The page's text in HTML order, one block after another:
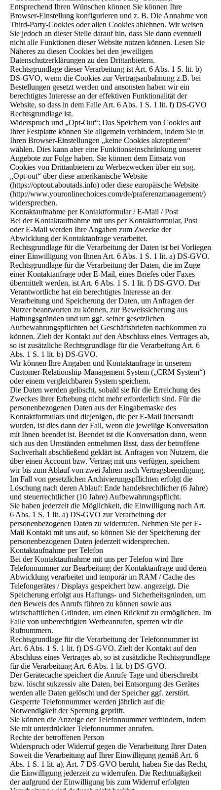
Entsprechend Ihren Wünschen können Sie können Ihre
Browser-Einstellung konfigurieren und z. B. Die Annahme von
Third-Party-Cookies oder allen Cookies ablehnen. Wir weisen
Sie jedoch an dieser Stelle darauf hin, dass Sie dann eventuell
nicht alle Funktionen dieser Website nutzen können. Lesen Sie
Näheres zu diesen Cookies bei den jeweiligen
Datenschutzerklärungen zu den Drittanbietern.
Rechtsgrundlage dieser Verarbeitung ist Art. 6 Abs. 1 S. lit. b)
DS-GVO, wenn die Cookies zur Vertragsanbahnung z.B. bei
Bestellungen gesetzt werden und ansonsten haben wir ein
berechtigtes Interesse an der effektiven Funktionalität der
Website, so dass in dem Falle Art. 6 Abs. 1 S. 1 lit. f) DS-GVO
Rechtsgrundlage ist.
Widerspruch und „Opt-Out“: Das Speichern von Cookies auf
Ihrer Festplatte können Sie allgemein verhindern, indem Sie in
Ihren Browser-Einstellungen „keine Cookies akzeptieren“
wählen. Dies kann aber eine Funktionseinschränkung unserer
Angebote zur Folge haben. Sie können dem Einsatz von
Cookies von Drittanbietern zu Werbezwecken über ein sog.
„Opt-out“ über diese amerikanische Website
(https://optout.aboutads.info) oder diese europäische Website
(http://www.youronlinechoices.com/de/praferenzmanagement/)
widersprechen.
Kontaktaufnahme per Kontaktformular / E-Mail / Post
Bei der Kontaktaufnahme mit uns per Kontaktformular, Post
oder E-Mail werden Ihre Angaben zum Zwecke der
Abwicklung der Kontaktanfrage verarbeitet.
Rechtsgrundlage für die Verarbeitung der Daten ist bei Vorliegen
einer Einwilligung von Ihnen Art. 6 Abs. 1 S. 1 lit. a) DS-GVO.
Rechtsgrundlage für die Verarbeitung der Daten, die im Zuge
einer Kontaktanfrage oder E-Mail, eines Briefes oder Faxes
übermittelt werden, ist Art. 6 Abs. 1 S. 1 lit. f) DS-GVO. Der
Verantwortliche hat ein berechtigtes Interesse an der
Verarbeitung und Speicherung der Daten, um Anfragen der
Nutzer beantworten zu können, zur Beweissicherung aus
Haftungsgründen und um ggf. seiner gesetzlichen
Aufbewahrungspflichten bei Geschäftsbriefen nachkommen zu
können. Zielt der Kontakt auf den Abschluss eines Vertrages ab,
so ist zusätzliche Rechtsgrundlage für die Verarbeitung Art. 6
Abs. 1 S. 1 lit. b) DS-GVO.
Wir können Ihre Angaben und Kontaktanfrage in unserem
Customer-Relationship-Management System („CRM System“)
oder einem vergleichbaren System speichern.
Die Daten werden gelöscht, sobald sie für die Erreichung des
Zweckes ihrer Erhebung nicht mehr erforderlich sind. Für die
personenbezogenen Daten aus der Eingabemaske des
Kontaktformulars und diejenigen, die per E-Mail übersandt
wurden, ist dies dann der Fall, wenn die jeweilige Konversation
mit Ihnen beendet ist. Beendet ist die Konversation dann, wenn
sich aus den Umständen entnehmen lässt, dass der betroffene
Sachverhalt abschließend geklärt ist. Anfragen von Nutzern, die
über einen Account bzw. Vertrag mit uns verfügen, speichern
wir bis zum Ablauf von zwei Jahren nach Vertragsbeendigung.
Im Fall von gesetzlichen Archivierungspflichten erfolgt die
Löschung nach deren Ablauf: Ende handelsrechtlicher (6 Jahre)
und steuerrechtlicher (10 Jahre) Aufbewahrungspflicht.
Sie haben jederzeit die Möglichkeit, die Einwilligung nach Art.
6 Abs. 1 S. 1 lit. a) DS-GVO zur Verarbeitung der
personenbezogenen Daten zu widerrufen. Nehmen Sie per E-
Mail Kontakt mit uns auf, so können Sie der Speicherung der
personenbezogenen Daten jederzeit widersprechen.
Kontaktaufnahme per Telefon
Bei der Kontaktaufnahme mit uns per Telefon wird Ihre
Telefonnummer zur Bearbeitung der Kontaktanfrage und deren
Abwicklung verarbeitet und temporär im RAM / Cache des
Telefongerätes / Displays gespeichert bzw. angezeigt. Die
Speicherung erfolgt aus Haftungs- und Sicherheitsgründen, um
den Beweis des Anrufs führen zu können sowie aus
wirtschaftlichen Gründen, um einen Rückruf zu ermöglichen. Im
Falle von unberechtigten Werbeanrufen, sperren wir die
Rufnummern.
Rechtsgrundlage für die Verarbeitung der Telefonnummer ist
Art. 6 Abs. 1 S. 1 lit. f) DS-GVO. Zielt der Kontakt auf den
Abschluss eines Vertrages ab, so ist zusätzliche Rechtsgrundlage
für die Verarbeitung Art. 6 Abs. 1 lit. b) DS-GVO.
Der Gerätecache speichert die Anrufe Tage und überschreibt
bzw. löscht sukzessiv alte Daten, bei Entsorgung des Gerätes
werden alle Daten gelöscht und der Speicher ggf. zerstört.
Gesperrte Telefonnummer werden jährlich auf die
Notwendigkeit der Sperrung geprüft.
Sie können die Anzeige der Telefonnummer verhindern, indem
Sie mit unterdrückter Telefonnummer anrufen.
Rechte der betroffenen Person
Widerspruch oder Widerruf gegen die Verarbeitung Ihrer Daten
Soweit die Verarbeitung auf Ihrer Einwilligung gemäß Art. 6
Abs. 1 S. 1 lit. a), Art. 7 DS-GVO beruht, haben Sie das Recht,
die Einwilligung jederzeit zu widerrufen. Die Rechtmäßigkeit
der aufgrund der Einwilligung bis zum Widerruf erfolgten